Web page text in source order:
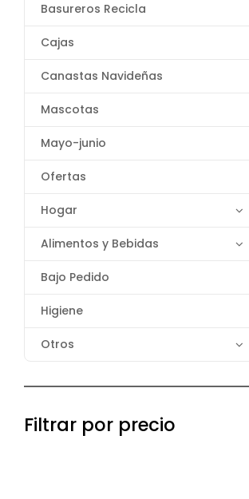
Basureros Recicla
Cajas
Canastas Navideñas
Mascotas
Mayo-junio
Ofertas
Hogar
Alimentos y Bebidas
Bajo Pedido
Higiene
Otros
Filtrar por precio